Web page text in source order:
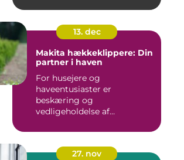
13. dec
Makita hækkeklippere: Din
partner i haven
For husejere og
haveentusiaster er
beskæring og
vedligeholdelse af
27. nov